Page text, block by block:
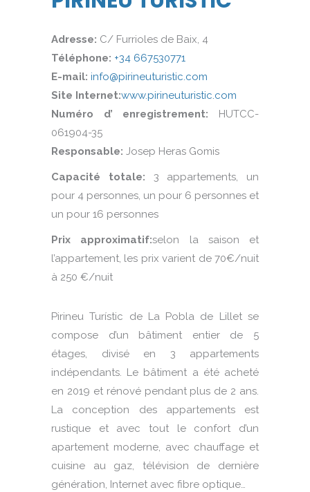
Adresse: C/ Furrioles de Baix, 4
Téléphone: +34 667530771
E-mail: info@pirineuturistic.com
Site Internet:www.pirineuturistic.com
Numéro d’ enregistrement: HUTCC-
061904-35
Responsable: Josep Heras Gomis
Capacité totale: 3 appartements, un
pour 4 personnes, un pour 6 personnes et
un pour 16 personnes
Prix approximatif:selon la saison et
l’appartement, les prix varient de 70€/nuit
à 250 €/nuit
Pirineu Turístic de La Pobla de Lillet se
compose d’un bâtiment entier de 5
étages, divisé en 3 appartements
indépendants. Le bâtiment a été acheté
en 2019 et rénové pendant plus de 2 ans.
La conception des appartements est
rustique et avec tout le confort d’un
apartement moderne, avec chauffage et
cuisine au gaz, télévision de dernière
génération, Internet avec fibre optique…